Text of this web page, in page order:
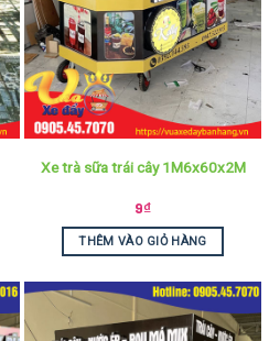
Xe trà sữa trái cây 1M6x60x2M
9₫
THÊM VÀO GIỎ HÀNG